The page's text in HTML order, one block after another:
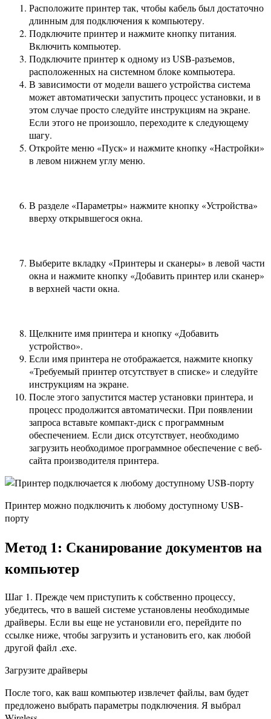
Расположите принтер так, чтобы кабель был достаточно
длинным для подключения к компьютеру.
Подключите принтер и нажмите кнопку питания.
Включить компьютер.
Подключите принтер к одному из USB-разъемов,
расположенных на системном блоке компьютера.
В зависимости от модели вашего устройства система
может автоматически запустить процесс установки, и в
этом случае просто следуйте инструкциям на экране.
Если этого не произошло, переходите к следующему
шагу.
Откройте меню «Пуск» и нажмите кнопку «Настройки»
в левом нижнем углу меню.
В разделе «Параметры» нажмите кнопку «Устройства»
вверху открывшегося окна.
Выберите вкладку «Принтеры и сканеры» в левой части
окна и нажмите кнопку «Добавить принтер или сканер»
в верхней части окна.
Щелкните имя принтера и кнопку «Добавить
устройство».
Если имя принтера не отображается, нажмите кнопку
«Требуемый принтер отсутствует в списке» и следуйте
инструкциям на экране.
После этого запустится мастер установки принтера, и
процесс продолжится автоматически. При появлении
запроса вставьте компакт-диск с программным
обеспечением. Если диск отсутствует, необходимо
загрузить необходимое программное обеспечение с веб-
сайта производителя принтера.
Принтер можно подключить к любому доступному USB-
порту
Метод 1: Сканирование документов на
компьютер
Шаг 1. Прежде чем приступить к собственно процессу,
убедитесь, что в вашей системе установлены необходимые
драйверы. Если вы еще не установили его, перейдите по
ссылке ниже, чтобы загрузить и установить его, как любой
другой файл .exe.
Загрузите драйверы
После того, как ваш компьютер извлечет файлы, вам будет
предложено выбрать параметры подключения. Я выбрал